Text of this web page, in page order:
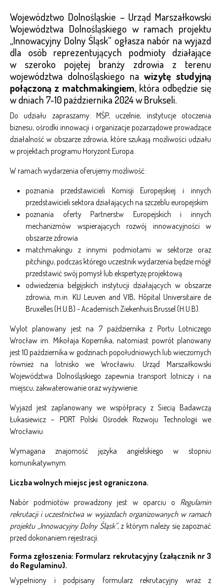
Województwo Dolnośląskie – Urząd Marszałkowski
Województwa Dolnośląskiego w ramach projektu
„Innowacyjny Dolny Śląsk” ogłasza nabór na wyjazd
dla osób reprezentujących podmioty działające
w szeroko pojętej branży zdrowia z terenu
województwa dolnośląskiego na wizytę studyjną
połączoną z matchmakingiem, która odbędzie się
w dniach 7-10 października 2024 w Brukseli.
Do udziału zapraszamy: MŚP, uczelnie, instytucje otoczenia
biznesu, ośrodki innowacji i organizacje pozarządowe prowadzące
działalność w obszarze zdrowia, które szukają możliwości udziału
w projektach programu Horyzont Europa.
W ramach wydarzenia oferujemy możliwość:
poznania przedstawicieli Komisji Europejskiej i innych
przedstawicieli sektora działających na szczeblu europejskim
poznania oferty Partnerstw Europejskich i innych
mechanizmów wspierających rozwój innowacyjności w
obszarze zdrowia
matchmakingu z innymi podmiotami w sektorze oraz
pitchingu, podczas którego uczestnik wydarzenia będzie mógł
przedstawić swój pomysł lub ekspertyzę projektową
odwiedzenia belgijskich instytucji działających w obszarze
zdrowia, m.in. KU Leuven and VIB, Hôpital Universitaire de
Bruxelles (H.U.B) - Academisch Ziekenhuis Brussel (H.U.B).
Wylot planowany jest na 7 października z Portu Lotniczego
Wrocław im. Mikołaja Kopernika, natomiast powrót planowany
jest 10 października w godzinach popołudniowych lub wieczornych
również na lotnisko we Wrocławiu. Urząd Marszałkowski
Województwa Dolnośląskiego zapewnia transport lotniczy i na
miejscu, zakwaterowanie oraz wyżywienie.
Wyjazd jest zaplanowany we współpracy z Siecią Badawczą
Łukasiewicz – PORT Polski Ośrodek Rozwoju Technologii we
Wrocławiu.
Wymagana znajomość języka angielskiego w stopniu
komunikatywnym.
Liczba wolnych miejsc jest ograniczona.
Nabór podmiotów prowadzony jest w oparciu o Regulamin
rekrutacji i uczestnictwa w wyjazdach organizowanych w ramach
projektu „Innowacyjny Dolny Śląsk”, z którym należy się zapoznać
przed dokonaniem rejestracji.
Forma zgłoszenia: Formularz rekrutacyjny (załącznik nr 3
do Regulaminu).
Wypełniony i podpisany formularz rekrutacyjny wraz z